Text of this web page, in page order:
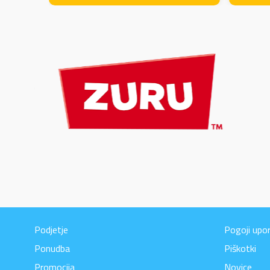
Podjetje
Ponudba
Promocija
Pogoji
Piškotki
Novice